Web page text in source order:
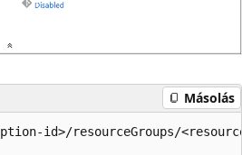
Másolás
id>/resourceGroups/